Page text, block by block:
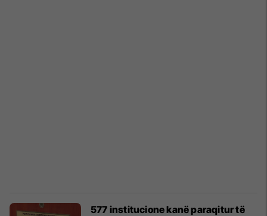
577 institucione kanë paraqitur të